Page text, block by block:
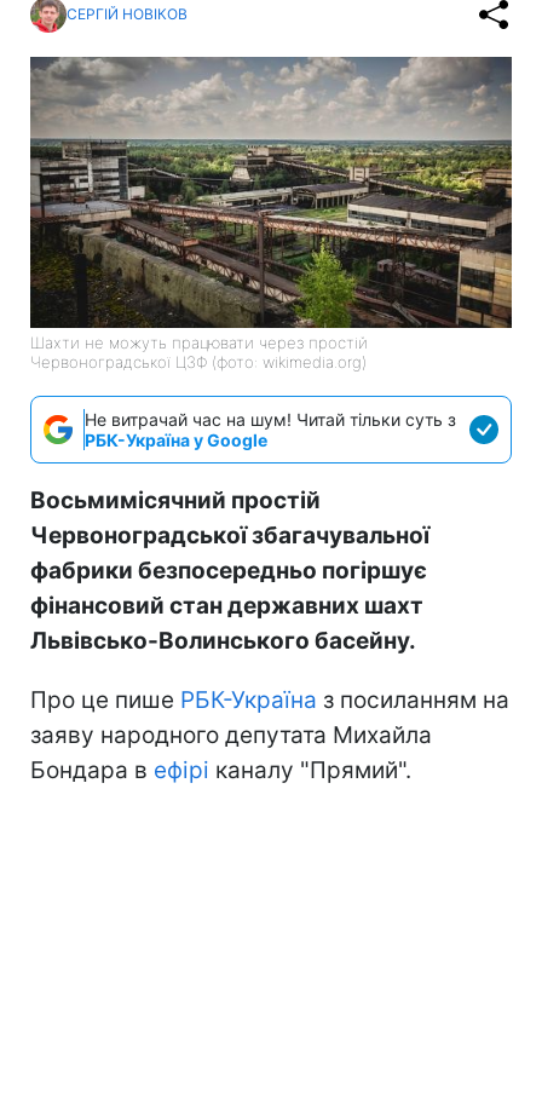
СЕРГІЙ НОВІКОВ
Шахти не можуть працювати через простій
Червоноградської ЦЗФ (фото: wikimedia.org)
Не витрачай час на шум! Читай тільки суть з
РБК-Україна у Google
Восьмимісячний простій
Червоноградської збагачувальної
фабрики безпосередньо погіршує
фінансовий стан державних шахт
Львівсько-Волинського басейну.
Про це пише РБК-Україна з посиланням на
заяву народного депутата Михайла
Бондара в ефірі каналу "Прямий".